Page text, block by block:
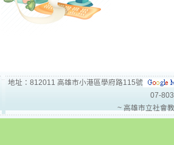
地址：812011 高雄市小港區學府路115號
07-
~ 高雄市立社會